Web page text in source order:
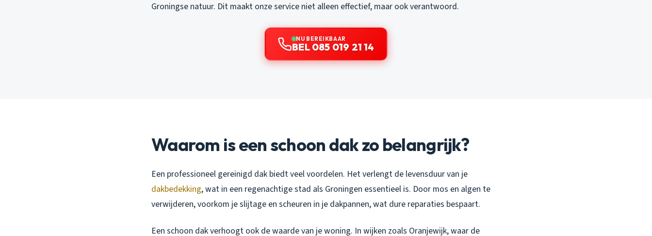
Groningse natuur. Dit maakt onze service niet alleen effectief, maar ook verantwoord.
NU BEREIKBAAR
BEL 085 019 21 14
Waarom is een schoon dak zo belangrijk?
Een professioneel gereinigd dak biedt veel voordelen. Het verlengt de levensduur van je
dakbedekking, wat in een regenachtige stad als Groningen essentieel is. Door mos en algen te
verwijderen, voorkom je slijtage en scheuren in je dakpannen, wat dure reparaties bespaart.
Een schoon dak verhoogt ook de waarde van je woning. In wijken zoals Oranjewijk, waar de